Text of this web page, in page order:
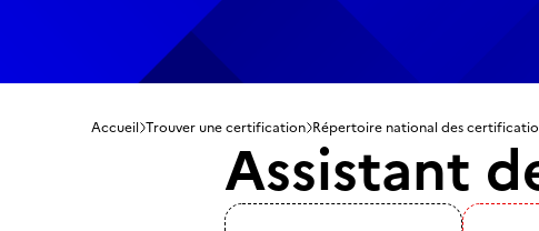
Accueil Trouver une certification Répertoire national des
Assistant